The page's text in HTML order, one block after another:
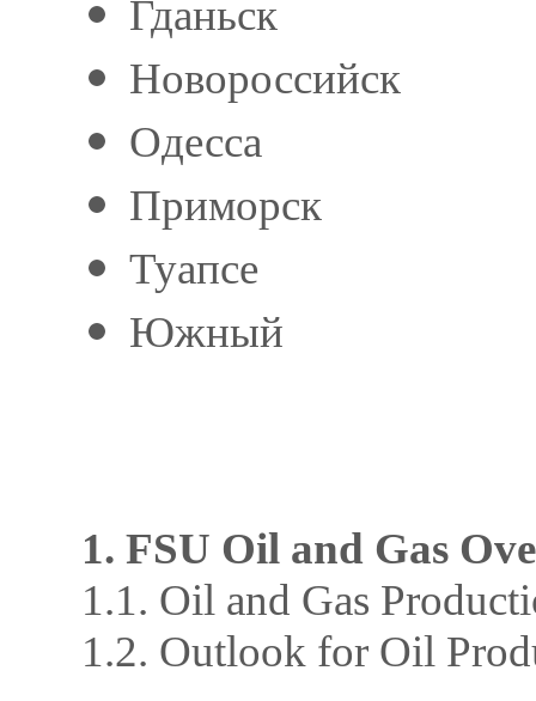
Гданьск
Новороссийск
Одесса
Приморск
Туапсе
Южный
1. FSU Oil and Gas
1.1. Oil and Gas
1.2. Outlook for Oil